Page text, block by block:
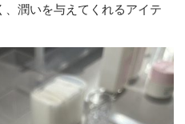
潤いを与えてくれるアイテ